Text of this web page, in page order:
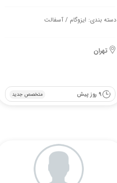
دسته بندی: ایزوگام / آسفالت
تهران
متخصص جدید 9 روز پیش